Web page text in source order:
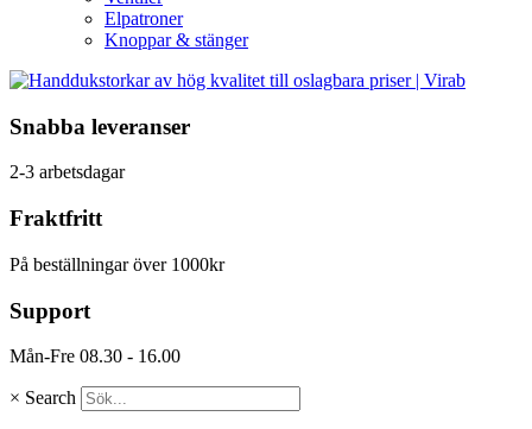
Elpatroner
Knoppar & stänger
Snabba leveranser
2-3 arbetsdagar
Fraktfritt
På beställningar över 1000kr
Support
Mån-Fre 08.30 - 16.00
× Search